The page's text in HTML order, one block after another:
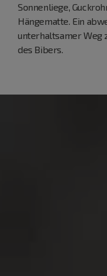
Sonnenliege,
Hängematte. Ein
unterhaltsamer Weg
des Bibers.